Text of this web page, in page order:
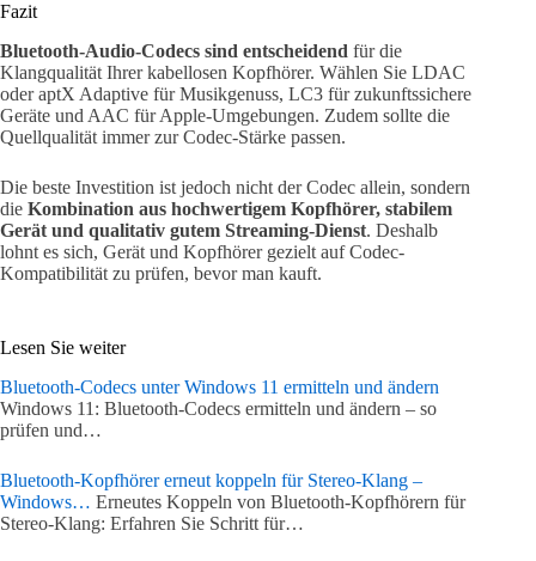
Fazit
Bluetooth-Audio-Codecs sind entscheidend für die
Klangqualität Ihrer kabellosen Kopfhörer. Wählen Sie LDAC
oder aptX Adaptive für Musikgenuss, LC3 für zukunftssichere
Geräte und AAC für Apple-Umgebungen. Zudem sollte die
Quellqualität immer zur Codec-Stärke passen.
Die beste Investition ist jedoch nicht der Codec allein, sondern
die Kombination aus hochwertigem Kopfhörer, stabilem
Gerät und qualitativ gutem Streaming-Dienst. Deshalb
lohnt es sich, Gerät und Kopfhörer gezielt auf Codec-
Kompatibilität zu prüfen, bevor man kauft.
Lesen Sie weiter
Bluetooth-Codecs unter Windows 11 ermitteln und ändern
Windows 11: Bluetooth-Codecs ermitteln und ändern – so
prüfen und…
Bluetooth-Kopfhörer erneut koppeln für Stereo-Klang –
Windows… Erneutes Koppeln von Bluetooth-Kopfhörern für
Stereo-Klang: Erfahren Sie Schritt für…